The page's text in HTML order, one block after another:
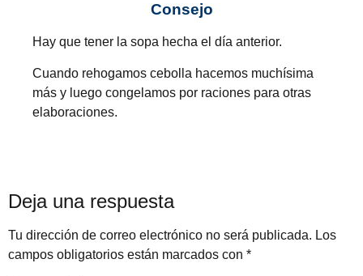
Consejo
Hay que tener la sopa hecha el día anterior.
Cuando rehogamos cebolla hacemos muchísima
más y luego congelamos por raciones para otras
elaboraciones.
Deja una respuesta
Tu dirección de correo electrónico no será publicada. Los
campos obligatorios están marcados con *